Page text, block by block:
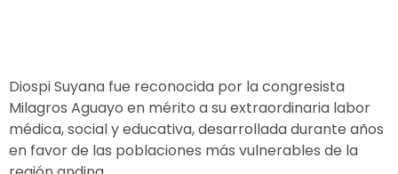
Diospi Suyana fue reconocida por la congresista
Milagros Aguayo en mérito a su extraordinaria labor
médica, social y educativa, desarrollada durante años
en favor de las poblaciones más vulnerables de la